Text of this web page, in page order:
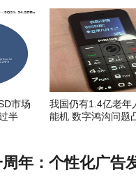
市场
半
我国仍有1.4亿老年
能机 数字鸿沟问题
年：个性化广告